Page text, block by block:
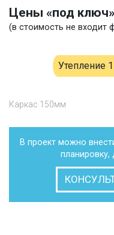
Цены «под ключ»
(в стоимость не входит
Утепление
Каркас 150мм
В проект можно
планировку,